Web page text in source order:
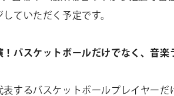
していただく予定です。
！バスケットボールだけでなく、音
表するバスケットボールプレイヤー